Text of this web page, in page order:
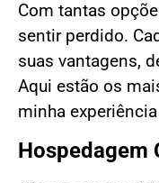
Com tantas
sentir perdido.
suas vantagens,
Aqui estão os
minha
Hospedagem